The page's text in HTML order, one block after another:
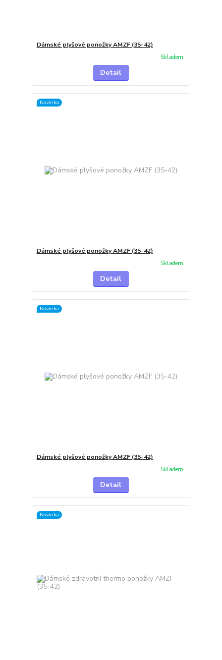
Dámské plyšové ponožky AMZF (35-42)
Skladem
Detail
Novinka
Dámské plyšové ponožky AMZF (35-42)
Skladem
Detail
Novinka
Dámské plyšové ponožky AMZF (35-42)
Skladem
Detail
Novinka